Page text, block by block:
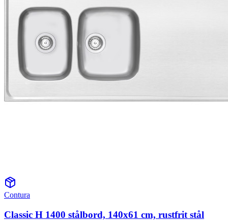
Contura
Classic H 1400 stålbord, 140x61 cm, rustfrit stål